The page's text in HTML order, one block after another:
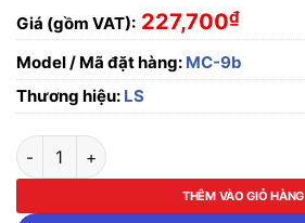
Giá (gồm VAT): 227,700₫
Model / Mã đặt hàng: MC-9b
Thương hiệu: LS
MC9b 9A Công tắc từ LS số lượng
THÊM VÀO GIỎ HÀNG